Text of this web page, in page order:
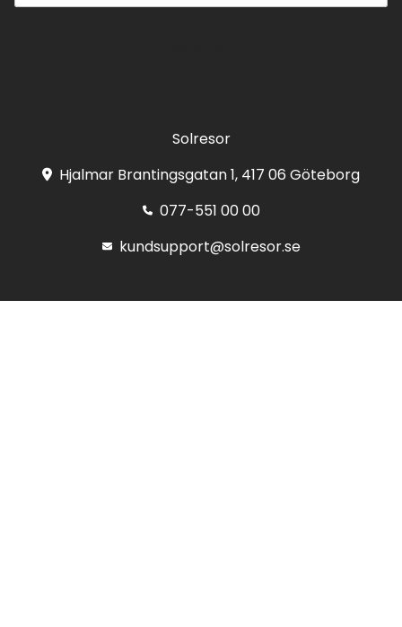
Solresor
Hjalmar Brantingsgatan 1, 417 06 Göteborg
077-551 00 00
kundsupport@solresor.se